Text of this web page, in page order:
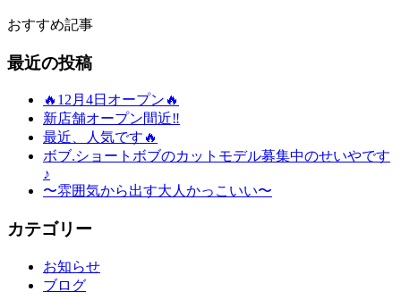
おすすめ記事
最近の投稿
🔥12月4日オープン🔥
新店舗オープン間近‼️
最近、人気です🔥
ボブ.ショートボブのカットモデル募集中のせいやです
♪
〜雰囲気から出す大人かっこいい〜
カテゴリー
お知らせ
ブログ